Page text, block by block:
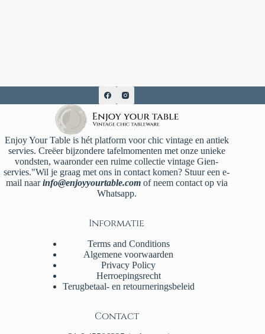
Enjoy Your Table is hét platform voor chic vintage en antiek
servies. Creëer bijzondere tafelmomenten met onze unieke
vondsten, waaronder een ruime collectie vintage Gien-
servies."Wil je graag met ons in contact komen? Stuur een e-
mail naarinfo@enjoyyourtable.comof neem contact op via
Whatsapp.
Informatie
Terms and Conditions
Algemene voorwaarden
Privacy Policy
Herroepingsrecht
Terugbetaal- en retourneringsbeleid
Contact